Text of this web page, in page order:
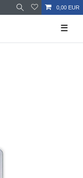
0,00 EUR
☰